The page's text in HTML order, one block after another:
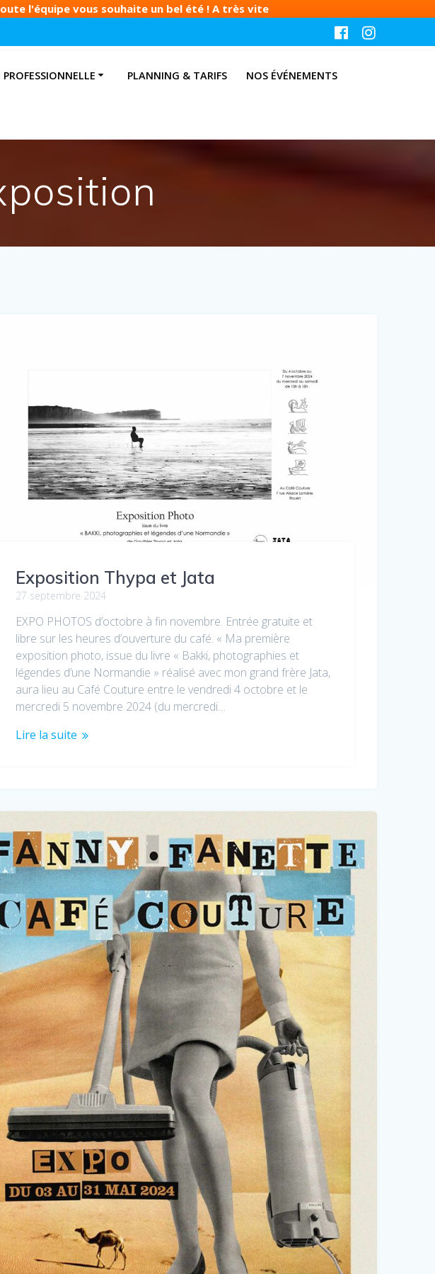
l'équipe vous souhaite un bel été ! A très vite
PLANNING & TARIFS NOS ÉVÉNEMENTS
Exposition Thypa et Jata
27 septembre 2024
EXPO PHOTOS d’octobre à fin novembre. Entrée gratuite et
libre sur les heures d’ouverture du café. « Ma première
exposition photo, issue du livre « Bakki, photographies et
légendes d’une Normandie » réalisé avec mon grand frère Jata,
aura lieu au Café Couture entre le vendredi 4 octobre et le
mercredi 5 novembre 2024 (du mercredi…
Lire la suite